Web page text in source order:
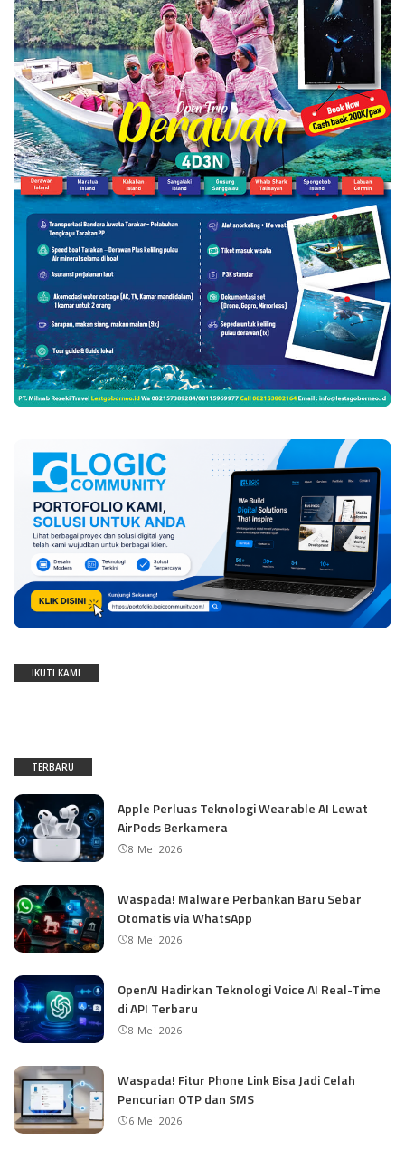
IKUTI KAMI
TERBARU
Apple Perluas Teknologi Wearable AI Lewat
AirPods Berkamera
8 Mei 2026
Waspada! Malware Perbankan Baru Sebar
Otomatis via WhatsApp
8 Mei 2026
OpenAI Hadirkan Teknologi Voice AI Real-Time
di API Terbaru
8 Mei 2026
Waspada! Fitur Phone Link Bisa Jadi Celah
Pencurian OTP dan SMS
6 Mei 2026